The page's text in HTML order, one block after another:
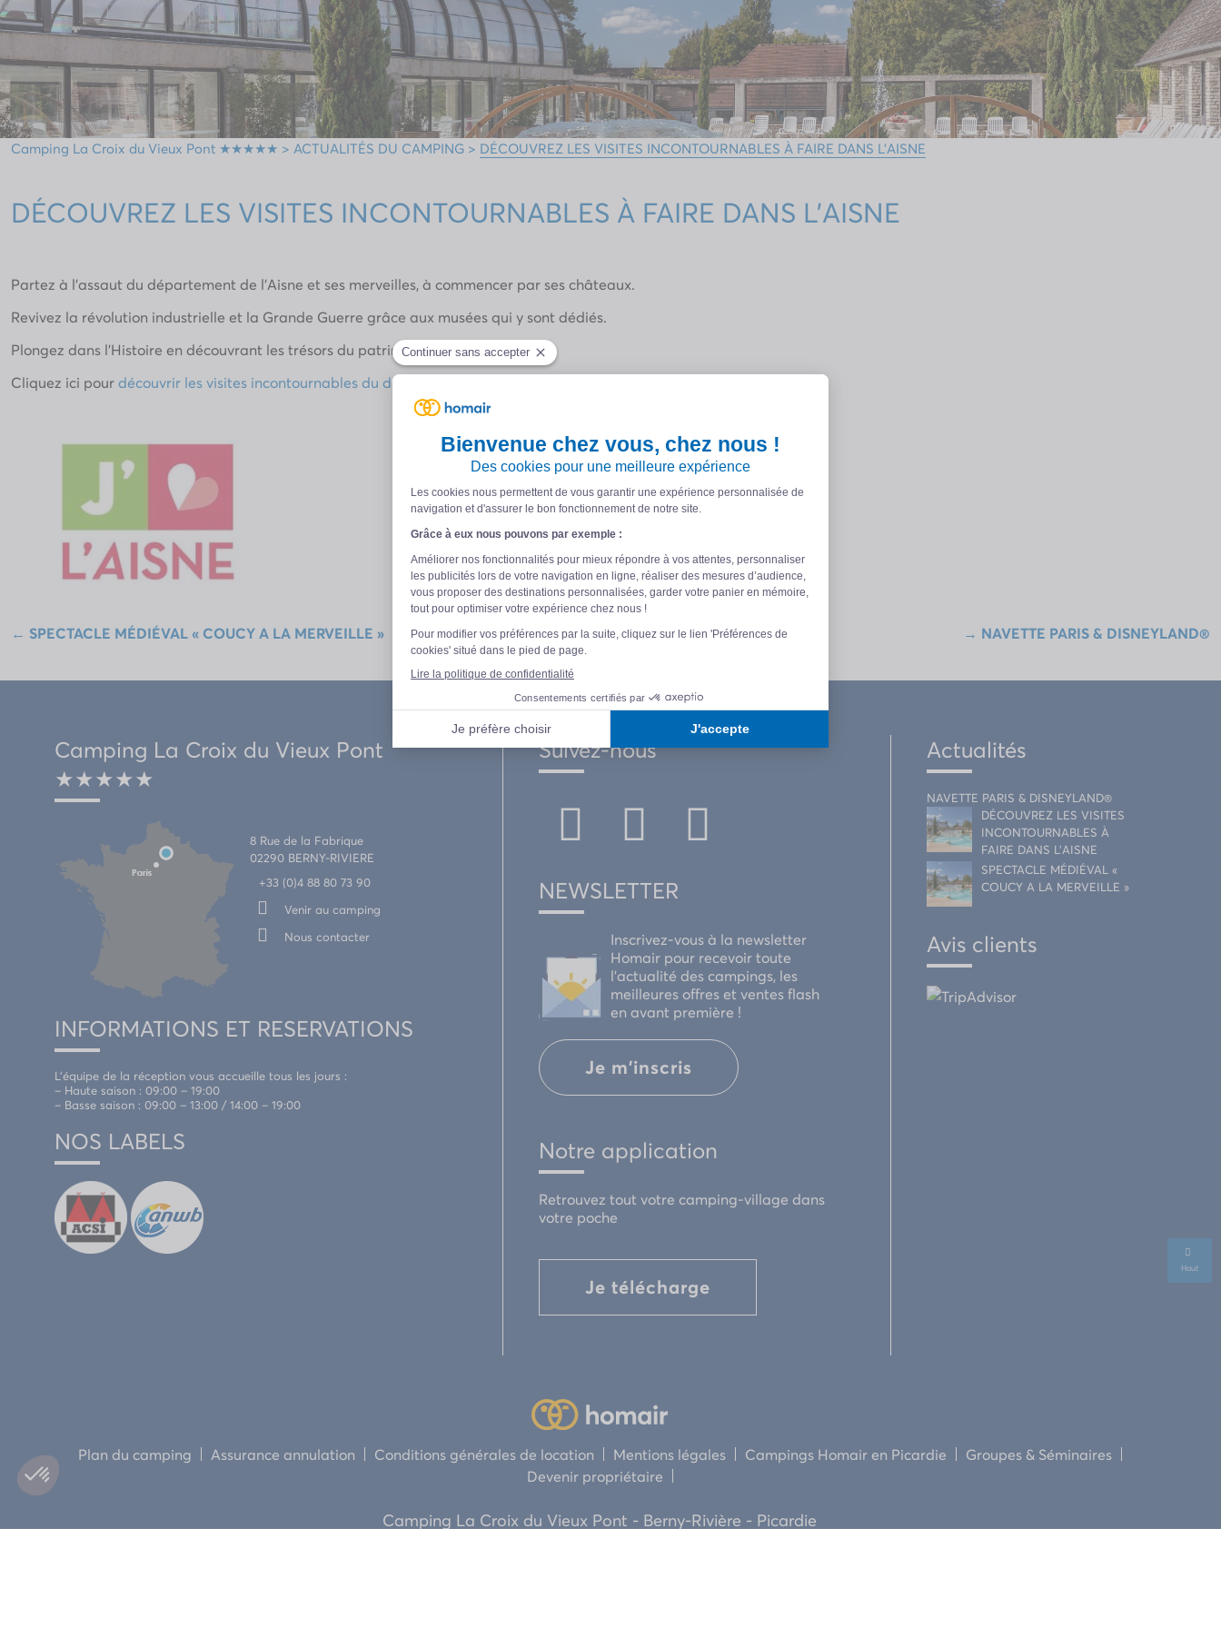
Camping La Croix du Vieux Pont ★★★★★ > ACTUALITÉS DU CAMPING > DÉCOUVREZ LES VISITES INCONTOURNABLES À FAIRE DANS L’AISNE
DÉCOUVREZ LES VISITES INCONTOURNABLES À FAIRE DANS L’AISNE
Partez à l’assaut du département de l’Aisne et ses merveilles, à commencer par ses châteaux.
Revivez la révolution industrielle et la Grande Guerre grâce aux musées qui y sont dédiés.
Plongez dans l’Histoire en découvrant les trésors du patrimoine !
Cliquez ici pourdécouvrir les visites incontournables du département de l’Aisne
← SPECTACLE MÉDIÉVAL « COUCY A LA MERVEILLE » → NAVETTE PARIS & DISNEYLAND®
Camping La Croix du Vieux Pont
★★★★★
8 Rue de la Fabrique
02290 BERNY-RIVIERE
+33 (0)4 88 80 73 90
Venir au camping
Nous contacter
INFORMATIONS ET RESERVATIONS
L’équipe de la réception vous accueille tous les jours :
– Haute saison : 09:00 – 19:00
– Basse saison : 09:00 – 13:00 / 14:00 – 19:00
NOS LABELS
Suivez-nous
NEWSLETTER
Inscrivez-vous à la newsletter
Homair pour recevoir toute
l'actualité des campings, les
meilleures offres et ventes flash
en avant première !
Je m'inscris
Notre application
Retrouvez tout votre camping-village dans
votre poche
Je télécharge
Actualités
NAVETTE PARIS & DISNEYLAND®
DÉCOUVREZ LES VISITES
INCONTOURNABLES À
FAIRE DANS L’AISNE
SPECTACLE MÉDIÉVAL «
COUCY A LA MERVEILLE »
Avis clients
Plan du camping Assurance annulation Conditions générales de location Mentions légales Campings Homair en Picardie
Groupes & Séminaires
Devenir propriétaire
Camping La Croix du Vieux Pont - Berny-Rivière - Picardie
Haut